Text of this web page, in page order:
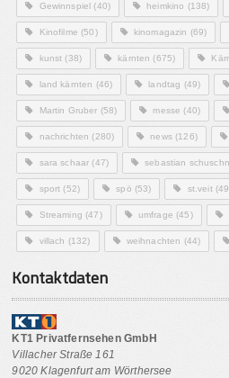
Gewinnspiel (40) heimkino (138)
Kinofilme (50) kinomagazin (69)
kunst (38) kärnten (675)
land kärnten (46) landtag (49)
Martin Gruber (58) messe (40)
nachrichten (280) news(126)
sara schaar (47) sebastian
sport (52) spö (53) st.veit
Streaming (47) umfrage (45)
villach (132) weihnachten (44)
Kontaktdaten
KT1 Privatfernsehen GmbH
Villacher Straße 161
9020 Klagenfurt am Wörthersee